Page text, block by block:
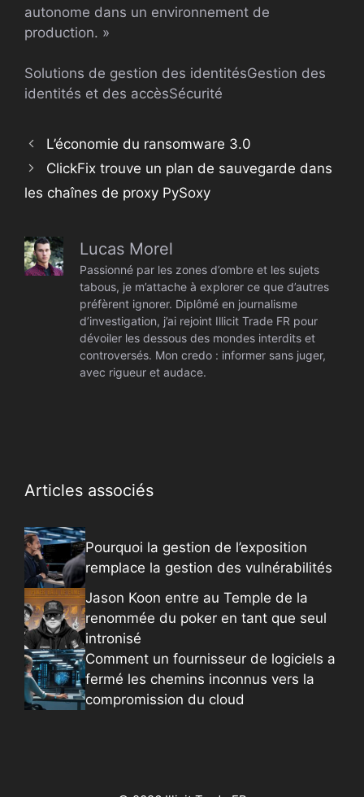
autonome dans un environnement de
production. »
Solutions de gestion des identitésGestion des
identités et des accèsSécurité
L’économie du ransomware 3.0
ClickFix trouve un plan de sauvegarde dans
les chaînes de proxy PySoxy
Lucas Morel
Passionné par les zones d’ombre et les sujets
tabous, je m’attache à explorer ce que d’autres
préfèrent ignorer. Diplômé en journalisme
d’investigation, j’ai rejoint Illicit Trade FR pour
dévoiler les dessous des mondes interdits et
controversés. Mon credo : informer sans juger,
avec rigueur et audace.
Articles associés
Pourquoi la gestion de l’exposition
remplace la gestion des vulnérabilités
Jason Koon entre au Temple de la
renommée du poker en tant que seul
intronisé
Comment un fournisseur de logiciels a
fermé les chemins inconnus vers la
compromission du cloud